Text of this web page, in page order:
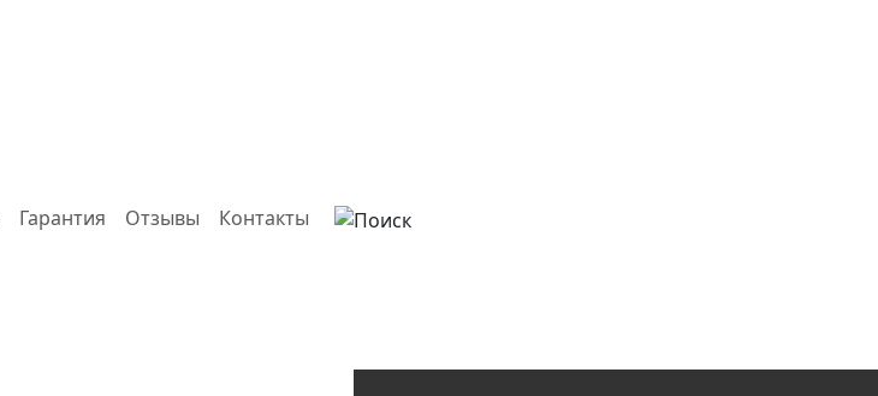
Гарантия Отзывы Контакты